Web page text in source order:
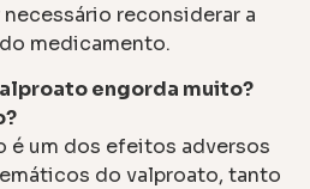
reconsiderar a
medicamento.
engorda muito?
é um dos efeitos adversos
do valproato, tanto